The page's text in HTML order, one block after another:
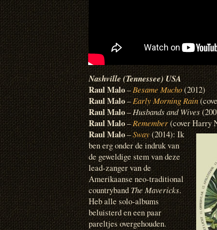
Nashville (Tennessee) USA
Raul Malo–Besame Mucho(2012)
Raul Malo–Early Morning Rain
Raul Malo–Husbands and Wives
Raul Malo–Remember(cover Harry
Raul Malo–Sway(2014): Ik
ben erg onder de indruk van
de geweldige stem van deze
lead-zanger van de
Amerikaanse neo-traditional
countrybandThe Mavericks.
Heb alle solo-albums
beluisterd en een paar
pareltjes overgehouden.